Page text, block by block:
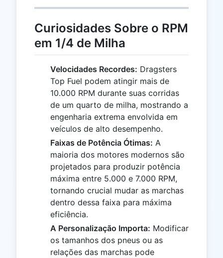
Curiosidades Sobre o RPM
em 1/4 de Milha
Velocidades Recordes: Dragsters
Top Fuel podem atingir mais de
10.000 RPM durante suas corridas
de um quarto de milha, mostrando a
engenharia extrema envolvida em
veículos de alto desempenho.
Faixas de Potência Ótimas: A
maioria dos motores modernos são
projetados para produzir potência
máxima entre 5.000 e 7.000 RPM,
tornando crucial mudar as marchas
dentro dessa faixa para máxima
eficiência.
A Personalização Importa: Modificar
os tamanhos dos pneus ou as
relações das marchas pode